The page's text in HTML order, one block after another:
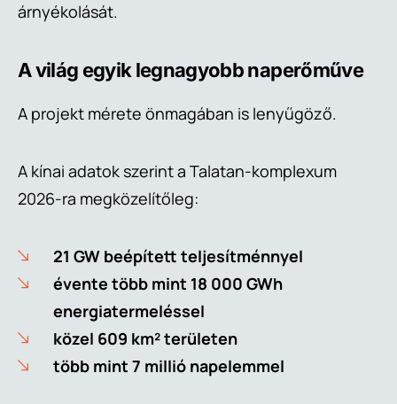
árnyékolását.
A világ egyik legnagyobb naperőműve
A projekt mérete önmagában is lenyűgöző.
A kínai adatok szerint a Talatan-komplexum
2026-ra megközelítőleg:
21 GW beépített teljesítménnyel
évente több mint 18 000 GWh
energiatermeléssel
közel 609 km² területen
több mint 7 millió napelemmel